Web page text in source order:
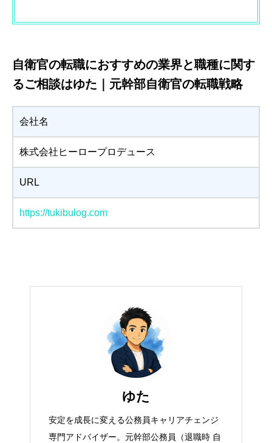
自衛官の転職におすすめの業界と職種に関す
るご相談はゆた｜元幹部自衛官の転職戦略
会社名
株式会社ヒーロープロデュース
URL
https://tukibulog.com
ゆた
安定を成長に変える公務員キャリアチェンジ
専門アドバイザー。元幹部公務員（退職時 自